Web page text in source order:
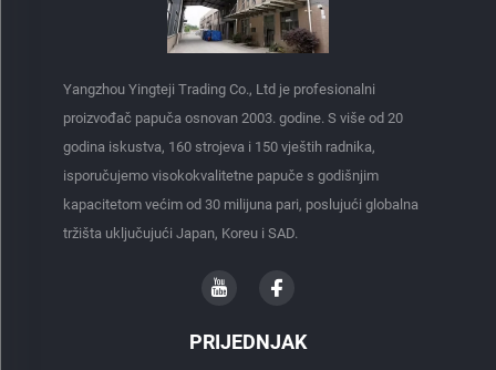
Yangzhou Yingteji Trading Co., Ltd je profesionalni
proizvođač papuča osnovan 2003. godine. S više od 20
godina iskustva, 160 strojeva i 150 vještih radnika,
isporučujemo visokokvalitetne papuče s godišnjim
kapacitetom većim od 30 milijuna pari, poslujući globalna
tržišta uključujući Japan, Koreu i SAD.
PRIJEDNJAK